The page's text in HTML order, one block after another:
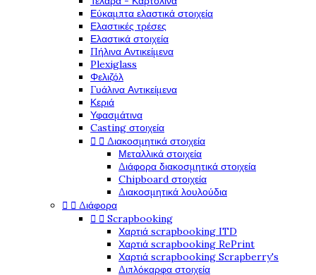
Εύκαμπτα ελαστικά στοιχεία
Ελαστικές τρέσες
Ελαστικά στοιχεία
Πήλινα Αντικείμενα
Plexiglass
Φελιζόλ
Γυάλινα Αντικείμενα
Κεριά
Υφασμάτινα
Casting στοιχεία
  Διακοσμητικά στοιχεία
Μεταλλικά στοιχεία
Διάφορα διακοσμητικά στοιχεία
Chipboard στοιχεία
Διακοσμητικά λουλούδια
  Διάφορα
  Scrapbooking
Χαρτιά scrapbooking ITD
Χαρτιά scrapbooking RePrint
Χαρτιά scrapbooking Scrapberry's
Διπλόκαρφα στοιχεία